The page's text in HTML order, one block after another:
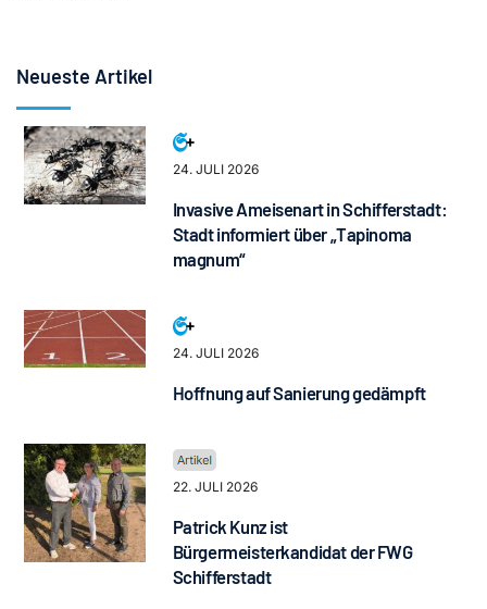
Neueste Artikel
24. JULI 2026
Invasive Ameisenart in Schifferstadt:
Stadt informiert über „Tapinoma
magnum“
24. JULI 2026
Hoffnung auf Sanierung gedämpft
22. JULI 2026
Patrick Kunz ist
Bürgermeisterkandidat der FWG
Schifferstadt